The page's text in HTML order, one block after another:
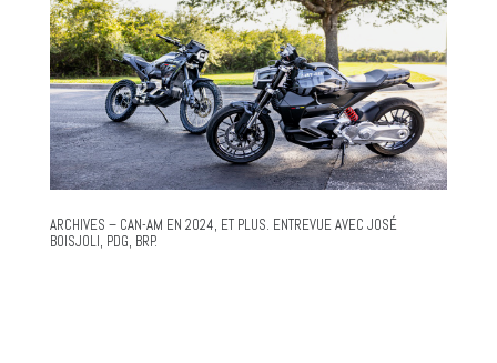
ARCHIVES – CAN-AM EN 2024, ET PLUS. ENTREVUE AVEC JOSÉ
BOISJOLI, PDG, BRP.